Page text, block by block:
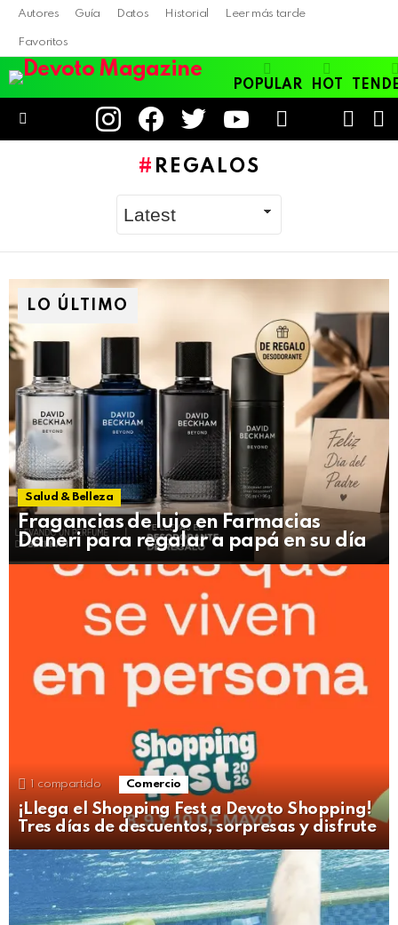
Autores Guía Datos Historial Leer más tarde
Favoritos
POPULAR HOT
instagramfacebooktwitter youtube
SKIN
REGALOS
LO ÚLTIMO
Salud & Belleza
Fragancias de lujo en Farmacias
Daneri para regalar a papá en su día
compartido Comercio
¡Llega el Shopping Fest a Devoto Shopping!
Tres días de descuentos, sorpresas y disfrute